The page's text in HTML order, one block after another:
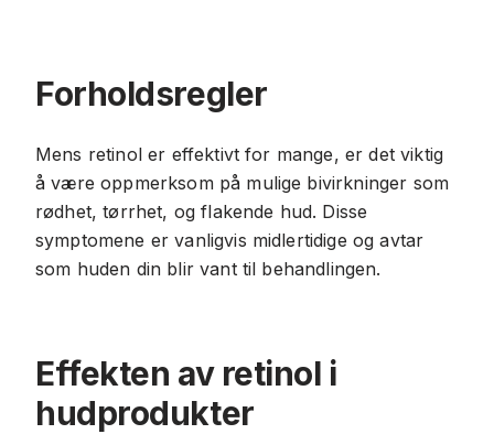
Forholdsregler
Mens retinol er effektivt for mange, er det viktig
å være oppmerksom på mulige bivirkninger som
rødhet, tørrhet, og flakende hud. Disse
symptomene er vanligvis midlertidige og avtar
som huden din blir vant til behandlingen.
Effekten av retinol i
hudprodukter